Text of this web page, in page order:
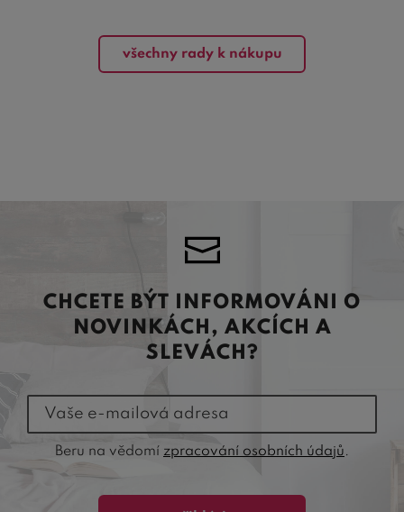
všechny rady k nákupu
CHCETE BÝT INFORMOVÁNI O
NOVINKÁCH, AKCÍCH A
SLEVÁCH?
Vaše e-mailová adresa
Beru na vědomí zpracování osobních údajů.